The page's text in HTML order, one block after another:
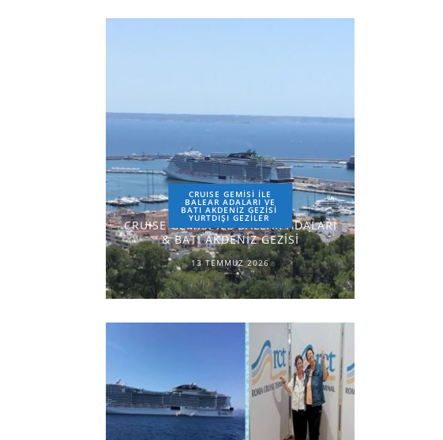
CRUISE GEMİSİ İLE
BALEAR ADALARI VE
BATI AKDENİZ GEZİSİ
YURTDIŞI GEZILER
CRUISE GEMİSİ İLE BALEAR ADALARI
& BATI AKDENİZ GEZİSİ
13 TEMMUZ 2026